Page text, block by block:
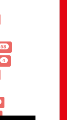
58
4